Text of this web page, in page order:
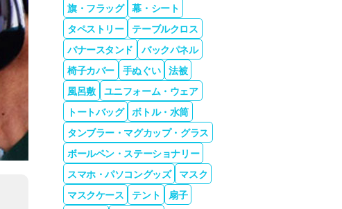
旗・フラッグ 幕・シート
タペストリー
テーブルクロス
バナースタンド
バックパネル
椅子カバー
手ぬぐい 法被
風呂敷
ユニフォーム・ウェア
トートバッグ ボトル・水筒
タンブラー・マグカップ・グラス
ボールペン・ステーショナリー
スマホ・パソコングッズ
マスク
マスクケース
テント
扇子